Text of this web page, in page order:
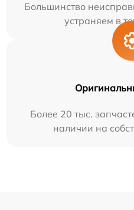
Большинство
устраняем в
Более 20 тыс.
наличии на